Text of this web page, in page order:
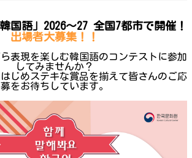
国語」2026～27 全国7都市で開催！
出場者大募集！！
表現を楽しむ韓国語のコンテストに参加
してみませんか？
じめステキな賞品を揃えて皆さんのご応
募をお待ちしています。